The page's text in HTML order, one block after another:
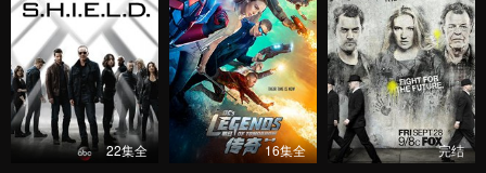
22集全 16集全 完结